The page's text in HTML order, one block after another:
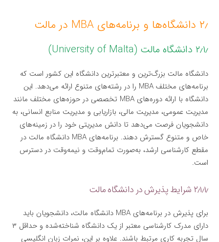
۲٫ دانشگاه‌ها و برنامه‌های MBA در مالت
۲٫۱٫ دانشگاه مالت (University of Malta)
دانشگاه مالت بزرگ‌ترین و معتبرترین دانشگاه این کشور است که
برنامه‌های مختلف MBA را در رشته‌های متنوع ارائه می‌دهد. این
دانشگاه با ارائه دوره‌های MBA تخصصی در حوزه‌های مختلف مانند
مدیریت عمومی، مدیریت مالی، بازاریابی و مدیریت منابع انسانی، به
دانشجویان فرصت می‌دهد تا دانش مدیریتی خود را در زمینه‌های
خاص و متنوع گسترش دهند. برنامه‌های MBA دانشگاه مالت در
مقطع کارشناسی ارشد، به‌صورت تمام‌وقت و نیمه‌وقت در دسترس
است.
۲٫۱٫۱٫ شرایط پذیرش در دانشگاه مالت
برای پذیرش در برنامه‌های MBA دانشگاه مالت، دانشجویان باید
دارای مدرک کارشناسی معتبر از یک دانشگاه شناخته‌شده و حداقل ۳
سال تجربه کاری مرتبط باشند. علاوه بر این، نمرات زبان انگلیسی